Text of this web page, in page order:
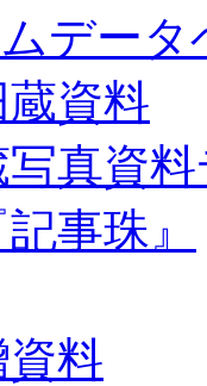
データ
資料
写真資
事珠』
料